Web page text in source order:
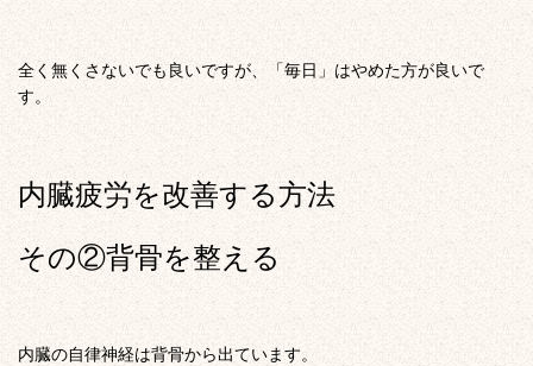
全く無くさないでも良いですが、「毎日」はやめた方が良いで
す。
内臓疲労を改善する方法
その②背骨を整える
内臓の自律神経は背骨から出ています。